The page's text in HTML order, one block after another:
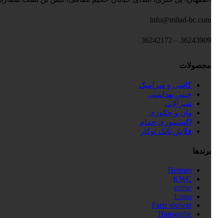
info@milad-bc.com
36243909 – 36242172
محصولات
کاشی و سرامیک
چینی بهداشتی
شیرآلات
وان و جکوزی
اکسسوری حمام
فلاش تانک توکار
برندها
Hermes
KWC
prime
Lotus
Fariz shower
Hansgrobe